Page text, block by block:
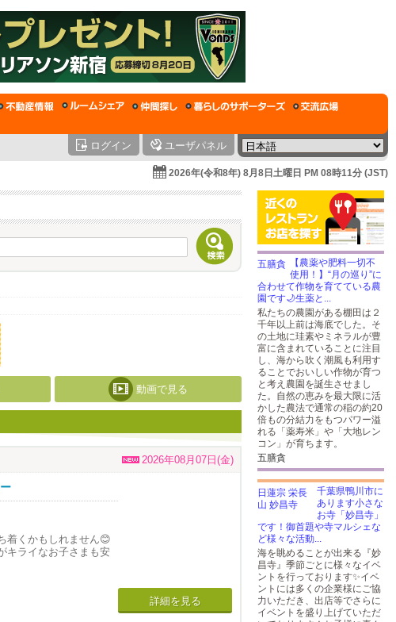
ログイン ユーザパネル
2026年(令和8年) 8月8日土曜日 PM 08時11分 (JST)
動画で見る
2026年08月07日(金)
着くかもしれません😊
キライなお子さまも安
がら、歯ブラシの練
ヶ月頃からぜひお越し
詳細を見る
【農薬や肥料一切不
使用！】“月の巡り”に
合わせて作物を育てている農
園です🌙生薬と...
私たちの農園がある棚田は２
千年以上前は海底でした。そ
の土地に珪素やミネラルが豊
富に含まれていることに注目
し、海から吹く潮風も利用す
ることでおいしい作物が育つ
と考え農園を誕生させまし
た。自然の恵みを最大限に活
かした農法で通常の稲の約20
倍もの分結力をもつパワー溢
れる「薬寿米」や「大地レン
コン」が育ちます。
五膳貪
千葉県鴨川市に
あります小さな
お寺「妙昌寺」
です！御首題や寺マルシェな
ど様々な活動...
海を眺めることが出来る『妙
昌寺』季節ごとに様々なイベ
ントを行っております✨イベ
ントには多くの企業様にご協
力いただき、出店等でさらに
イベントを盛り上げていただ